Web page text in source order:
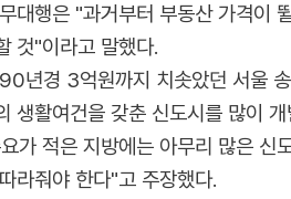
대행은 "과거부터 부동산 가격이
것"이라고 말했다.
년경 3억원까지 치솟았던 서울
생활여건을 갖춘 신도시를 많이
가 적은 지방에는 아무리 많은 신
라줘야 한다"고 주장했다.